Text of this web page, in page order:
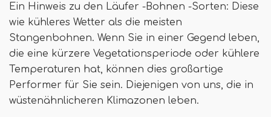
Ein Hinweis zu den Läufer -Bohnen -Sorten: Diese
wie kühleres Wetter als die meisten
Stangenbohnen. Wenn Sie in einer Gegend leben,
die eine kürzere Vegetationsperiode oder kühlere
Temperaturen hat, können dies großartige
Performer für Sie sein. Diejenigen von uns, die in
wüstenähnlicheren Klimazonen leben.